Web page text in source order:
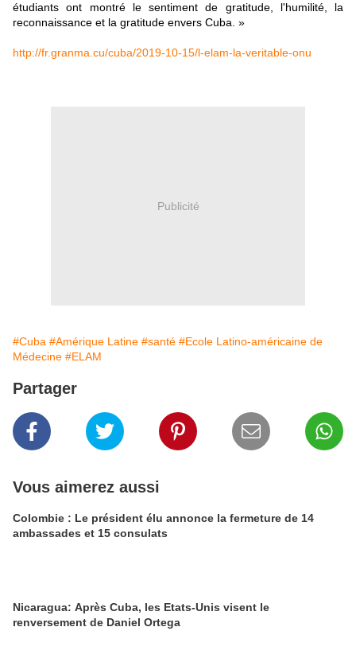
étudiants ont montré le sentiment de gratitude, l'humilité, la
reconnaissance et la gratitude envers Cuba. »
http://fr.granma.cu/cuba/2019-10-15/l-elam-la-veritable-onu
Publicité
#Cuba #Amérique Latine #santé #Ecole Latino-américaine de
Médecine #ELAM
Partager
Vous aimerez aussi
Colombie : Le président élu annonce la fermeture de 14
ambassades et 15 consulats
Nicaragua: Après Cuba, les Etats-Unis visent le
renversement de Daniel Ortega